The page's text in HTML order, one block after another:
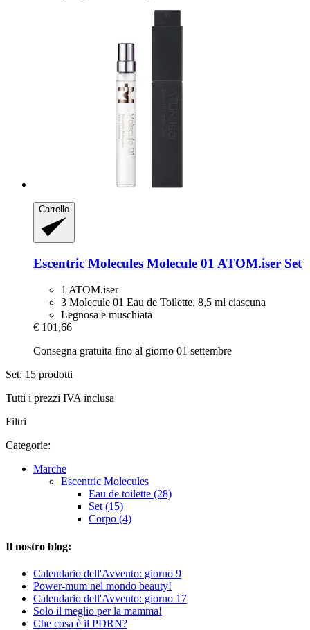
Carrello
Escentric Molecules Molecule 01 ATOM.iser Set
1 ATOM.iser
3 Molecule 01 Eau de Toilette, 8,5 ml ciascuna
Legnosa e muschiata
€ 101,66
Consegna gratuita fino al giorno 01 settembre
Set: 15 prodotti
Tutti i prezzi IVA inclusa
Filtri
Categorie:
Marche
Escentric Molecules
Eau de toilette (28)
Set (15)
Corpo (4)
Il nostro blog:
Calendario dell'Avvento: giorno 9
Power-mum nel mondo beauty!
Calendario dell'Avvento: giorno 17
Solo il meglio per la mamma!
Che cosa è il PDRN?